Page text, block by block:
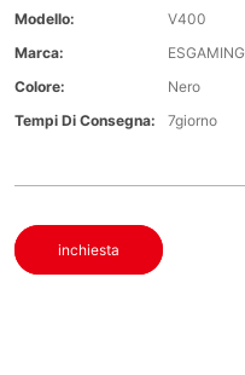
Modello:
V400
Marca:
ESGAMING
Colore:
Nero
Tempi Di Consegna:
7giorno
inchiesta